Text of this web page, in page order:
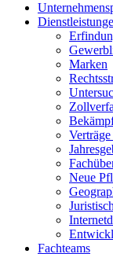
Marken
Neue
Fachteams